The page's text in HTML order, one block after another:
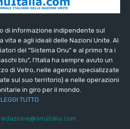
di informazione indipendente sul
vita e agli ideali delle Nazioni Unite. Al
del “Sistema Onu” e al primo tra i
blu”, l’Italia ha sempre avuto un
di Vetro, nelle agenzie specializzate
sul suo territorio) e nelle operazioni
in giro per il mondo.
LEGGI TUTTO
redazione@onuitalia.com